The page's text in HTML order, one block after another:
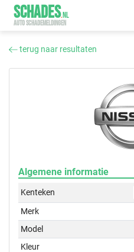
SCHADES.NL
AUTO SCHADEMELDINGEN
terug naar resultaten
Algemene informatie
Kenteken
Merk
Model
Kleur